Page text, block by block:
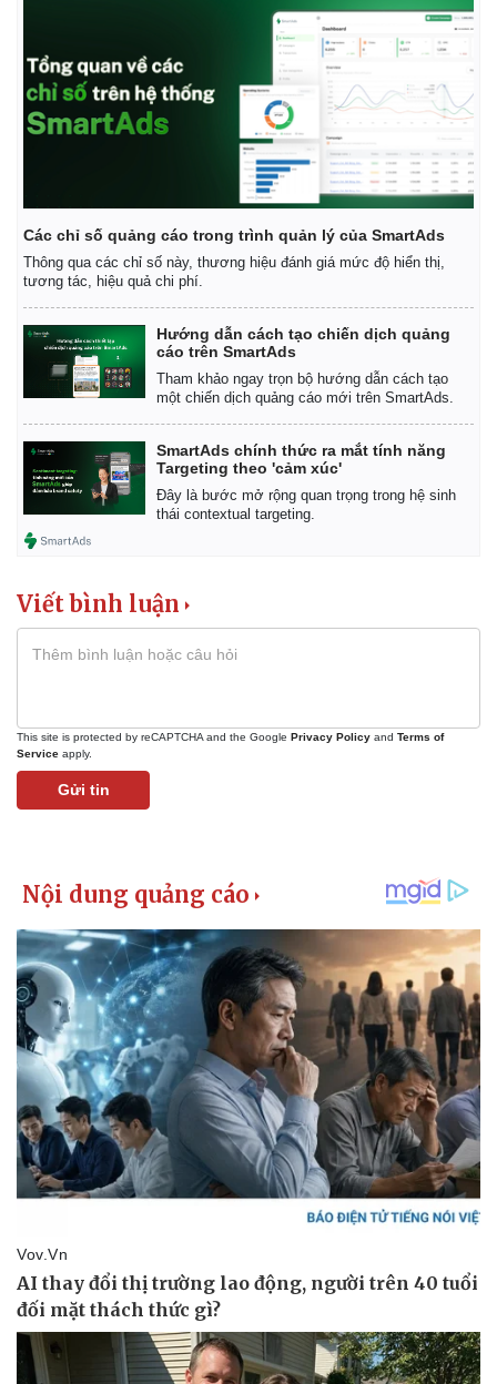
Các chỉ số quảng cáo trong trình quản lý của SmartAds
Thông qua các chỉ số này, thương hiệu đánh giá mức độ hiển thị,
tương tác, hiệu quả chi phí.
Hướng dẫn cách tạo chiến dịch quảng
cáo trên SmartAds
Tham khảo ngay trọn bộ hướng dẫn cách tạo
một chiến dịch quảng cáo mới trên SmartAds.
SmartAds chính thức ra mắt tính năng
Targeting theo 'cảm xúc'
Đây là bước mở rộng quan trọng trong hệ sinh
thái contextual targeting.
Viết bình luận
This site is protected by reCAPTCHA and the Google Privacy Policy and Terms of
Service apply.
Gửi tin